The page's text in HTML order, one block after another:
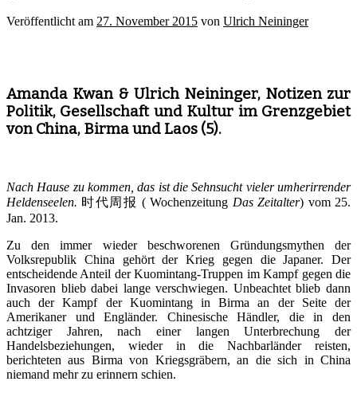
Veröffentlicht am 27. November 2015 von Ulrich Neininger
Amanda Kwan & Ulrich Neininger, Notizen zur
Politik, Gesellschaft und Kultur im Grenzgebiet
von China, Birma und Laos (5).
Nach Hause zu kommen, das ist die Sehnsucht vieler umherirrender
Heldenseelen. 时代周报 ( Wochenzeitung Das Zeitalter) vom 25.
Jan. 2013.
Zu den immer wieder beschworenen Gründungsmythen der
Volksrepublik China gehört der Krieg gegen die Japaner. Der
entscheidende Anteil der Kuomintang-Truppen im Kampf gegen die
Invasoren blieb dabei lange verschwiegen. Unbeachtet blieb dann
auch der Kampf der Kuomintang in Birma an der Seite der
Amerikaner und Engländer. Chinesische Händler, die in den
achtziger Jahren, nach einer langen Unterbrechung der
Handelsbeziehungen, wieder in die Nachbarländer reisten,
berichteten aus Birma von Kriegsgräbern, an die sich in China
niemand mehr zu erinnern schien.